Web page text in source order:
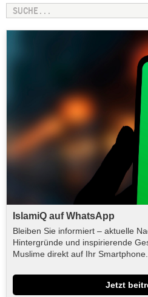
IslamiQ auf WhatsApp
Bleiben Sie informiert – aktuelle
Hintergründe und inspirierende
Muslime direkt auf Ihr Smartphone.
Jetzt